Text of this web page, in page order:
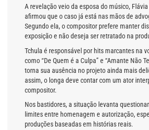
A revelação veio da esposa do músico, Flávia
afirmou que o caso já está nas mãos de
Segundo ela, o compositor prefere manter
exposição e não deseja ser retratado na
Tchula é responsável por hits marcantes na
como “De Quem é a Culpa” e “Amante Não
torna sua ausência no projeto ainda mais
assim, o longa deve contar com um ator
compositor.
Nos bastidores, a situação levanta
limites entre homenagem e autorização,
produções baseadas em histórias reais.